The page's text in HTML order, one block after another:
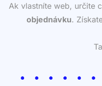
Ak vlastníte web, určite
objednávku.